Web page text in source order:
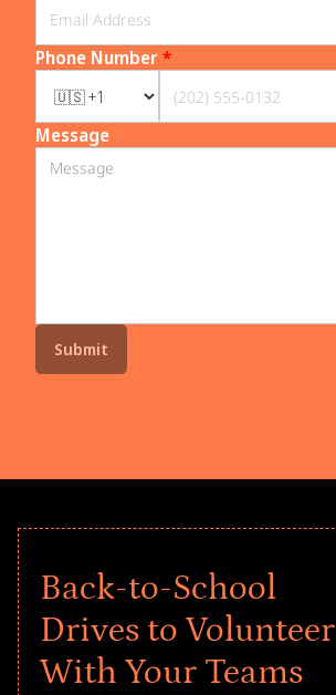
Phone Number*
Message
Back-to-School
Drives to Volunteer
With Your Teams